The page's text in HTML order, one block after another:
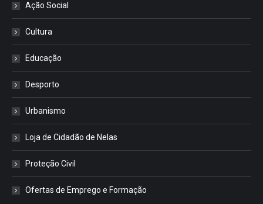
Ação Social
Cultura
Educação
Desporto
Urbanismo
Loja de Cidadão de Nelas
Proteção Civil
Ofertas de Emprego e Formação